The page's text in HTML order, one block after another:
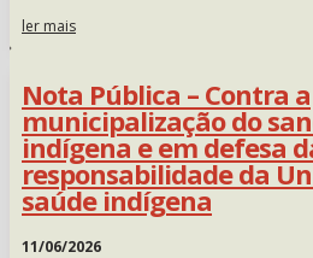
ler mais
Nota Pública – Contra a
municipalização do
indígena e em defesa
responsabilidade da
saúde indígena
11/06/2026